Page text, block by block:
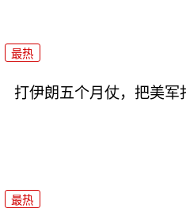
最热
打伊朗五个月仗，把美军
最热